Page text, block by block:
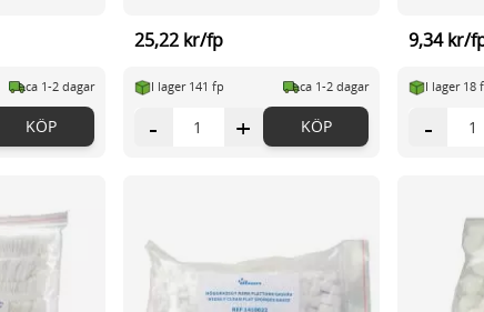
ca 1-2 dagar
KÖP
25,22 kr/fp
I lager 141 fp ca 1-2 dagar
- + KÖP
9,34 kr/
I lager 18
-